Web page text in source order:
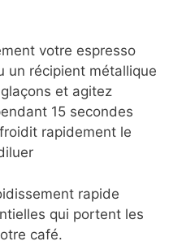
votre espresso
un récipient métallique
et agitez
15 secondes
rapidement le
rapide
qui portent les
café.